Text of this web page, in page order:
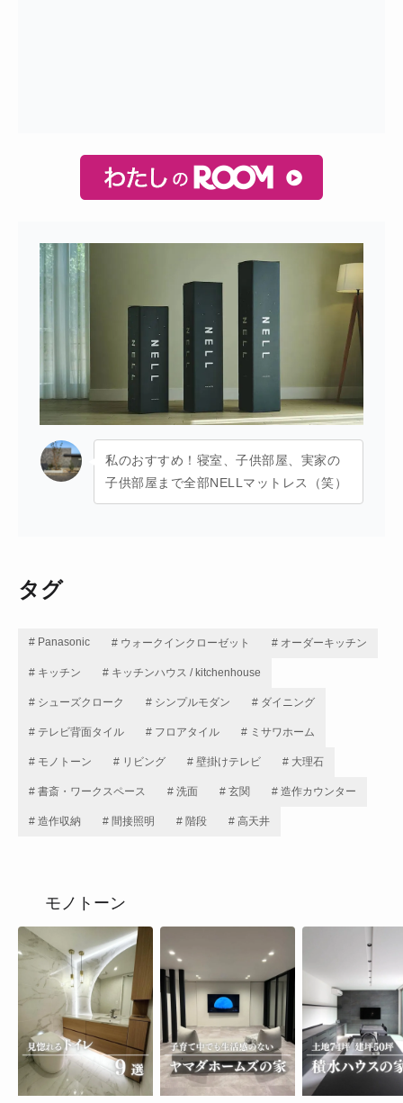
私のおすすめ！寝室、子供部屋、実家の
子供部屋まで全部NELLマットレス（笑）
タグ
# Panasonic # ウォークインクローゼット # オーダーキッチン
# キッチン # キッチンハウス / kitchenhouse
# シューズクローク # シンプルモダン # ダイニング
# テレビ背面タイル # フロアタイル # ミサワホーム
# モノトーン # リビング # 壁掛けテレビ # 大理石
# 書斎・ワークスペース # 洗面 # 玄関 # 造作カウンター
# 造作収納 # 間接照明 # 階段 # 高天井
モノトーン